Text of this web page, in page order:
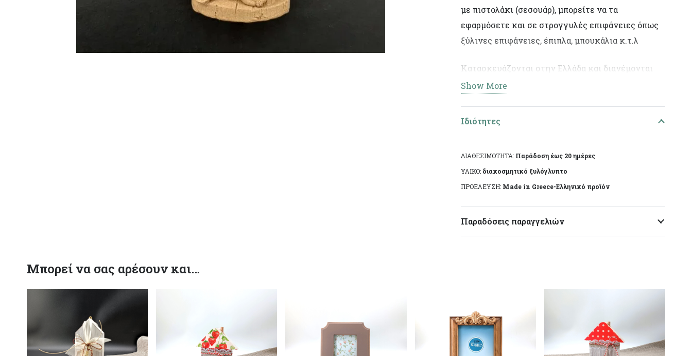
με πιστολάκι (σεσουάρ), μπορείτε να τα
εφαρμόσετε και σε στρογγυλές επιφάνειες όπως
ξύλινες επιφάνειες, έπιπλα, μπουκάλια κ.τ.λ
Κατασκευάζονται στην Ελλάδα και διανέμονται
από την Korres Craft
Show More
Ιδιότητες
ΔΙΑΘΕΣΙΜΟΤΗΤΑ: Παράδοση έως 20 ημέρες
ΥΛΙΚΟ: διακοσμητικό ξυλόγλυπτο
ΠΡΟΕΛΕΥΣΗ: Made in Greece-Ελληνικό προϊόν
Παραδόσεις παραγγελιών
Μπορεί να σας αρέσουν και…